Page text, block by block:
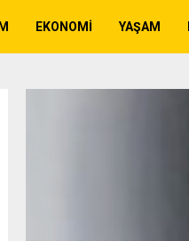
EKONOMI YAŞAM